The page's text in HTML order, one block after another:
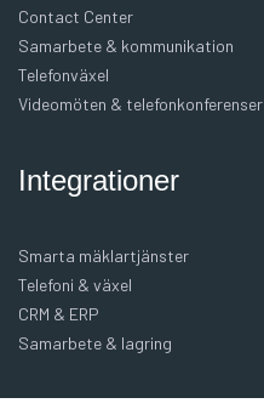
Contact Center
Samarbete & kommunikation
Telefonväxel
Videomöten & telefonkonferenser
Integrationer
Smarta mäklartjänster
Telefoni & växel
CRM & ERP
Samarbete & lagring